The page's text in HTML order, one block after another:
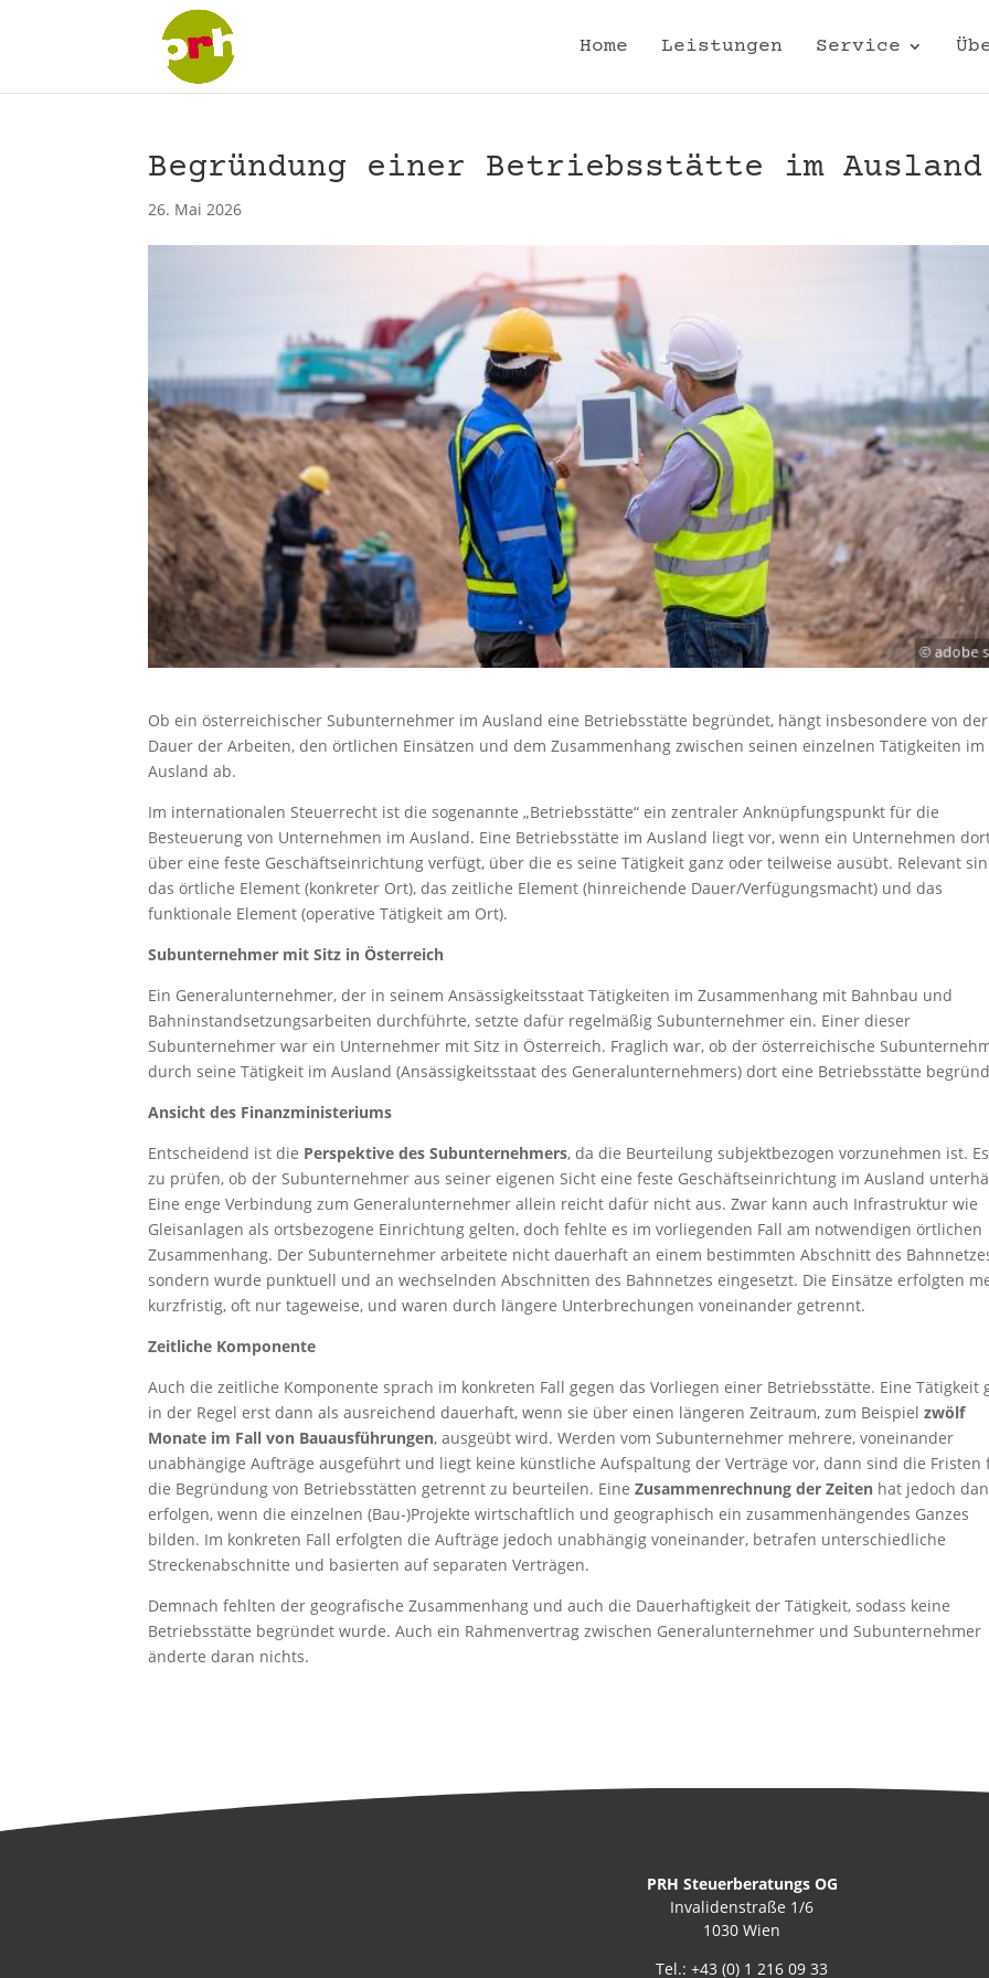
Home Leistungen Service
Begründung einer Betriebsstätte im Ausland
26. Mai 2026
Ob ein österreichischer Subunternehmer im Ausland eine Betriebsstätte begründet, hängt insbesondere von der
Dauer der Arbeiten, den örtlichen Einsätzen und dem Zusammenhang zwischen seinen einzelnen Tätigkeiten im
Ausland ab.
Im internationalen Steuerrecht ist die sogenannte „Betriebsstätte“ ein zentraler Anknüpfungspunkt für die
Besteuerung von Unternehmen im Ausland. Eine Betriebsstätte im Ausland liegt vor, wenn ein Unternehmen
über eine feste Geschäftseinrichtung verfügt, über die es seine Tätigkeit ganz oder teilweise ausübt. Relevant
das örtliche Element (konkreter Ort), das zeitliche Element (hinreichende Dauer/Verfügungsmacht) und das
funktionale Element (operative Tätigkeit am Ort).
Subunternehmer mit Sitz in Österreich
Ein Generalunternehmer, der in seinem Ansässigkeitsstaat Tätigkeiten im Zusammenhang mit Bahnbau und
Bahninstandsetzungsarbeiten durchführte, setzte dafür regelmäßig Subunternehmer ein. Einer dieser
Subunternehmer war ein Unternehmer mit Sitz in Österreich. Fraglich war, ob der österreichische
durch seine Tätigkeit im Ausland (Ansässigkeitsstaat des Generalunternehmers) dort eine Betriebsstätte
Ansicht des Finanzministeriums
Entscheidend ist die Perspektive des Subunternehmers, da die Beurteilung subjektbezogen vorzunehmen ist.
zu prüfen, ob der Subunternehmer aus seiner eigenen Sicht eine feste Geschäftseinrichtung im Ausland
Eine enge Verbindung zum Generalunternehmer allein reicht dafür nicht aus. Zwar kann auch Infrastruktur wie
Gleisanlagen als ortsbezogene Einrichtung gelten, doch fehlte es im vorliegenden Fall am notwendigen örtlichen
Zusammenhang. Der Subunternehmer arbeitete nicht dauerhaft an einem bestimmten Abschnitt des
sondern wurde punktuell und an wechselnden Abschnitten des Bahnnetzes eingesetzt. Die Einsätze erfolgten
kurzfristig, oft nur tageweise, und waren durch längere Unterbrechungen voneinander getrennt.
Zeitliche Komponente
Auch die zeitliche Komponente sprach im konkreten Fall gegen das Vorliegen einer Betriebsstätte. Eine Tätigkeit
in der Regel erst dann als ausreichend dauerhaft, wenn sie über einen längeren Zeitraum, zum Beispielzwölf
Monate im Fall von Bauausführungen, ausgeübt wird. Werden vom Subunternehmer mehrere, voneinander
unabhängige Aufträge ausgeführt und liegt keine künstliche Aufspaltung der Verträge vor, dann sind die Fristen
die Begründung von Betriebsstätten getrennt zu beurteilen. EineZusammenrechnung der Zeiten hat jedoch
erfolgen, wenn die einzelnen (Bau-)Projekte wirtschaftlich und geographisch ein zusammenhängendes Ganzes
bilden. Im konkreten Fall erfolgten die Aufträge jedoch unabhängig voneinander, betrafen unterschiedliche
Streckenabschnitte und basierten auf separaten Verträgen.
Demnach fehlten der geografische Zusammenhang und auch die Dauerhaftigkeit der Tätigkeit, sodass keine
Betriebsstätte begründet wurde. Auch ein Rahmenvertrag zwischen Generalunternehmer und Subunternehmer
änderte daran nichts.
PRH Steuerberatungs OG
Invalidenstraße 1/6
1030 Wien
Tel.: +43 (0) 1 216 09 33